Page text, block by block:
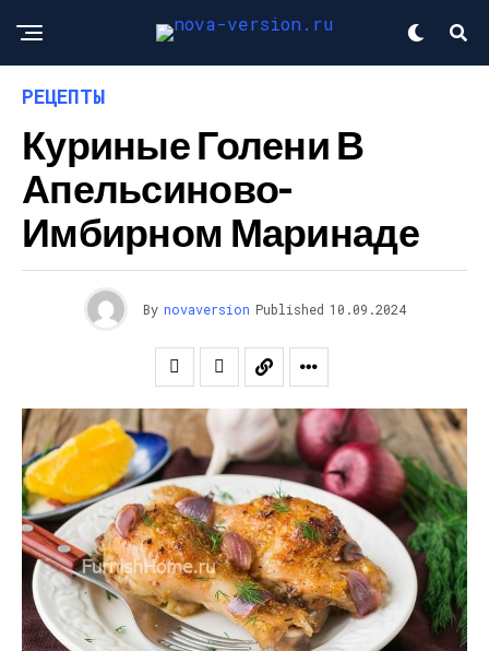
РЕЦЕПТЫ
Куриные Голени В
Апельсиново-
Имбирном Маринаде
By novaversion Published 10.09.2024